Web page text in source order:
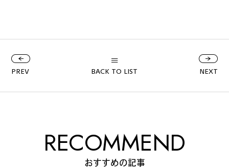
PREV BACK TO LIST NEXT
RECOMMEND
おすすめの記事